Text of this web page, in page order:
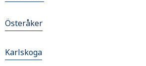
Österåker
Karlskoga